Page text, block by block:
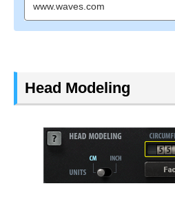
www.waves.com
Head Modeling